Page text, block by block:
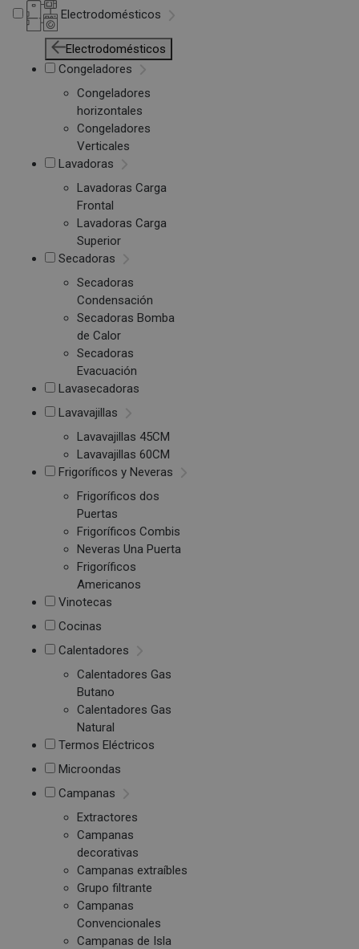
Electrodomésticos
Electrodomésticos
Congeladores
Congeladores
horizontales
Congeladores
Verticales
Lavadoras
Lavadoras Carga
Frontal
Lavadoras Carga
Superior
Secadoras
Secadoras
Condensación
Secadoras Bomba
de Calor
Secadoras
Evacuación
Lavasecadoras
Lavavajillas
Lavavajillas 45CM
Lavavajillas 60CM
Frigoríficos y Neveras
Frigoríficos dos
Puertas
Frigoríficos Combis
Neveras Una Puerta
Frigoríficos
Americanos
Vinotecas
Cocinas
Calentadores
Calentadores Gas
Butano
Calentadores Gas
Natural
Termos Eléctricos
Microondas
Campanas
Extractores
Campanas
decorativas
Campanas extraíbles
Grupo filtrante
Campanas
Convencionales
Campanas de Isla